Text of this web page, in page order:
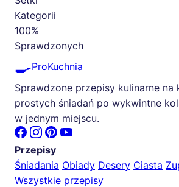
Kategorii
100%
Sprawdzonych
🍳ProKuchnia
Sprawdzone przepisy kulinarne na
prostych śniadań po wykwintne
w jednym miejscu.
Przepisy
Śniadania Obiady Desery Ciasta
Wszystkie przepisy